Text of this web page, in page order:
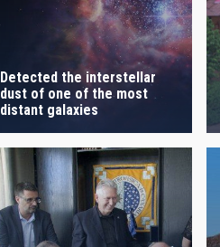
Detected the interstellar
dust of one of the most
distant galaxies